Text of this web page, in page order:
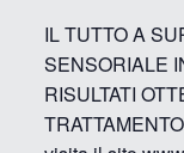
IL TUTTO A
SENSORIALE
RISULTATI
TRATTAMENTO